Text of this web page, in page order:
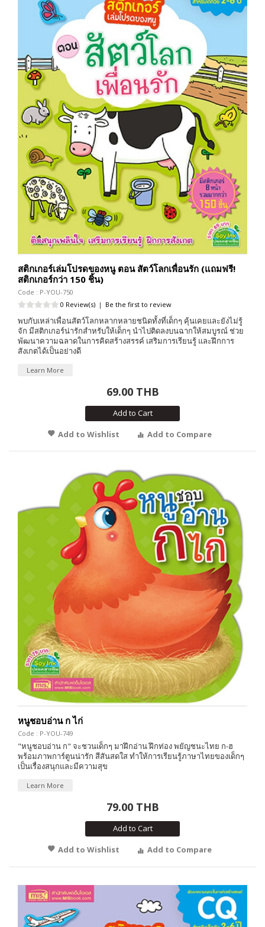
สติกเกอร์เล่มโปรดของหนู ตอน สัตว์โลกเพื่อนรัก (แถมฟรี!
สติกเกอร์กว่า 150 ชิ้น)
Code : P-YOU-750
0 Review(s) | Be the first to review
พบกับเหล่าเพื่อนสัตว์โลกหลากหลายชนิดทั้งที่เด็กๆ คุ้นเคยและยังไม่รู้
จัก มีสติกเกอร์น่ารักสำหรับให้เด็กๆ นำไปติดลงบนฉากให้สมบูรณ์ ช่วย
พัฒนาความฉลาดในการคิดสร้างสรรค์ เสริมการเรียนรู้ และฝึกการ
สังเกตได้เป็นอย่างดี
Learn More
69.00 THB
Add to Cart
Add to Wishlist
Add to Compare
หนูชอบอ่าน ก ไก่
Code : P-YOU-749
"หนูชอบอ่าน ก" จะชวนเด็กๆ มาฝึกอ่าน ฝึกท่อง พยัญชนะไทย ก-ฮ
พร้อมภาพการ์ตูนน่ารัก สีสันสดใส ทำให้การเรียนรู้ภาษาไทยของเด็กๆ
เป็นเรื่องสนุกและมีความสุข
Learn More
79.00 THB
Add to Cart
Add to Wishlist
Add to Compare